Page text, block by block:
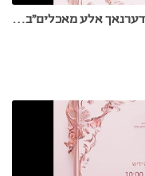
מוזיאון חצר הישוב הישן - "קודם ברויט דערנאך אלע מאכלים"ביטויי אוכל ביידיש - 17.7.25